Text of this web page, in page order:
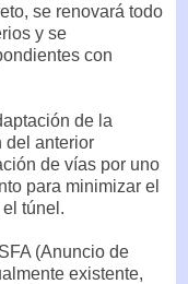
se renovará todo
y se
con
de la
del anterior
de vías por uno
para minimizar el
túnel.
(Anuncio de
existente,